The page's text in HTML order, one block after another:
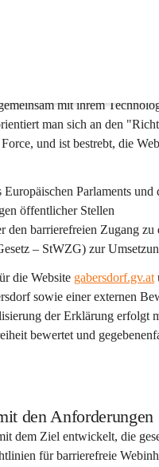
mit ihrem
man sich an den
und ist bestrebt, die
Parlaments
öffentlicher Stellen
den barrierefreien Zugang
– StWZG) zur
die Website gabersdorf.gv.at
sowie einer externen
der Erklärung erfolgt
bewertet und
den Anforderungen
dem Ziel entwickelt, die
für barrierefreie